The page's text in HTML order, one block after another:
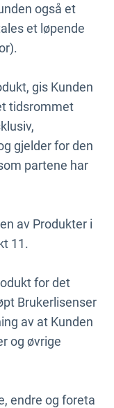
også et
et løpende
gis Kunden
tidsrommet
gjelder for den
partene har
av Produkter i
11.
for det
Brukerlisenser
av at Kunden
og øvrige
endre og foreta